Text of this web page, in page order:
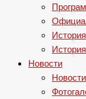
Новости